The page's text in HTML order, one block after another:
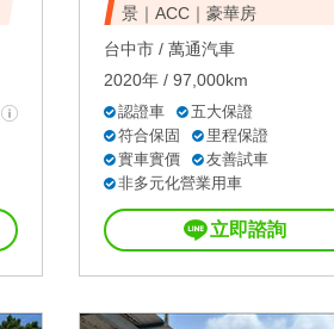
景｜ACC｜豪華房
台中市 / 萬通汽車
2020年 / 97,000km
認證車
五大保證
符合保固
里程保證
實車實價
友善試車
非多元化營業用車
立即諮詢